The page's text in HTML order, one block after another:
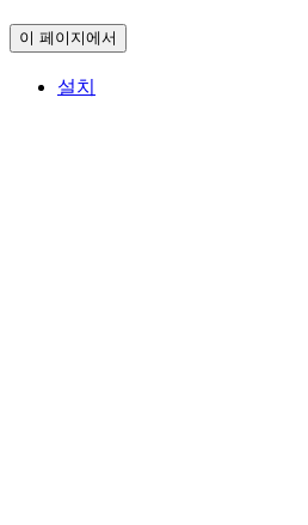
이 페이지에서
설치